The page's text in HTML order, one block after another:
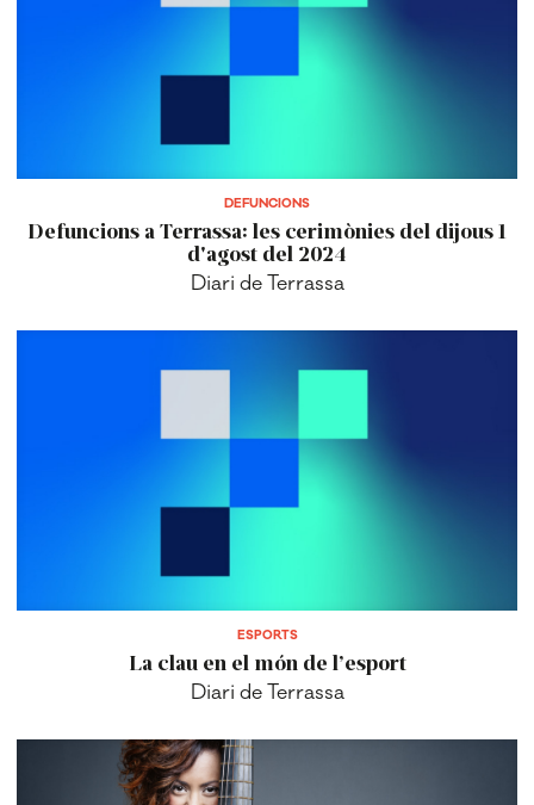
DEFUNCIONS
Defuncions a Terrassa: les cerimònies del dijous 1
d'agost del 2024
Diari de Terrassa
ESPORTS
La clau en el món de l’esport
Diari de Terrassa